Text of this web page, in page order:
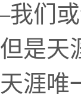
们
是天
涯唯